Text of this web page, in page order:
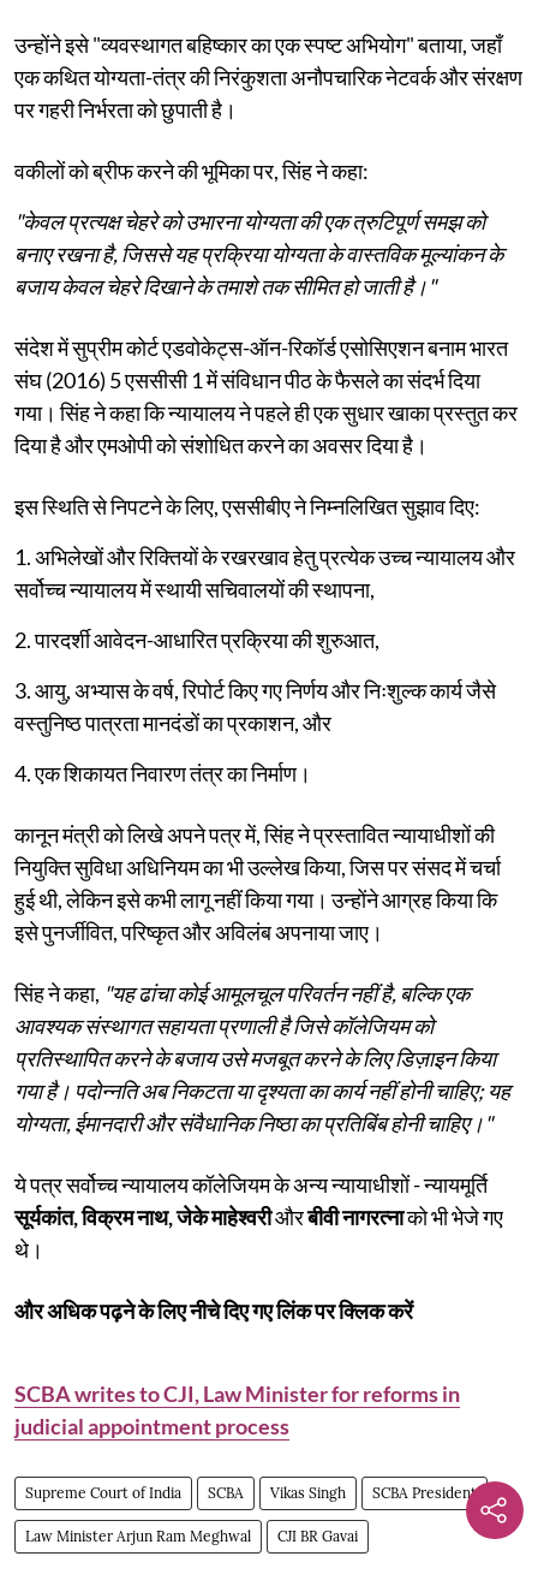
उन्होंने इसे "व्यवस्थागत बहिष्कार का एक स्पष्ट अभियोग" बताया, जहाँ
एक कथित योग्यता-तंत्र की निरंकुशता अनौपचारिक नेटवर्क और संरक्षण
पर गहरी निर्भरता को छुपाती है।
वकीलों को ब्रीफ करने की भूमिका पर, सिंह ने कहा:
"केवल प्रत्यक्ष चेहरे को उभारना योग्यता की एक त्रुटिपूर्ण समझ को
बनाए रखना है, जिससे यह प्रक्रिया योग्यता के वास्तविक मूल्यांकन के
बजाय केवल चेहरे दिखाने के तमाशे तक सीमित हो जाती है।"
संदेश में सुप्रीम कोर्ट एडवोकेट्स-ऑन-रिकॉर्ड एसोसिएशन बनाम भारत
संघ (2016) 5 एससीसी 1 में संविधान पीठ के फैसले का संदर्भ दिया
गया। सिंह ने कहा कि न्यायालय ने पहले ही एक सुधार खाका प्रस्तुत कर
दिया है और एमओपी को संशोधित करने का अवसर दिया है।
इस स्थिति से निपटने के लिए, एससीबीए ने निम्नलिखित सुझाव दिए:
1. अभिलेखों और रिक्तियों के रखरखाव हेतु प्रत्येक उच्च न्यायालय और
सर्वोच्च न्यायालय में स्थायी सचिवालयों की स्थापना,
2. पारदर्शी आवेदन-आधारित प्रक्रिया की शुरुआत,
3. आयु, अभ्यास के वर्ष, रिपोर्ट किए गए निर्णय और निःशुल्क कार्य जैसे
वस्तुनिष्ठ पात्रता मानदंडों का प्रकाशन, और
4. एक शिकायत निवारण तंत्र का निर्माण।
कानून मंत्री को लिखे अपने पत्र में, सिंह ने प्रस्तावित न्यायाधीशों की
नियुक्ति सुविधा अधिनियम का भी उल्लेख किया, जिस पर संसद में चर्चा
हुई थी, लेकिन इसे कभी लागू नहीं किया गया। उन्होंने आग्रह किया कि
इसे पुनर्जीवित, परिष्कृत और अविलंब अपनाया जाए।
सिंह ने कहा, "यह ढांचा कोई आमूलचूल परिवर्तन नहीं है, बल्कि एक
आवश्यक संस्थागत सहायता प्रणाली है जिसे कॉलेजियम को
प्रतिस्थापित करने के बजाय उसे मजबूत करने के लिए डिज़ाइन किया
गया है। पदोन्नति अब निकटता या दृश्यता का कार्य नहीं होनी चाहिए; यह
योग्यता, ईमानदारी और संवैधानिक निष्ठा का प्रतिबिंब होनी चाहिए।"
ये पत्र सर्वोच्च न्यायालय कॉलेजियम के अन्य न्यायाधीशों - न्यायमूर्ति
सूर्यकांत, विक्रम नाथ, जेके माहेश्वरीऔरबीवी नागरत्नाको भी भेजे गए
थे।
और अधिक पढ़ने के लिए नीचे दिए गए लिंक पर क्लिक करें
SCBA writes to CJI, Law Minister for reforms in
judicial appointment process
Supreme Court of India SCBA Vikas Singh SCBA President
Law Minister Arjun Ram Meghwal CJI BR Gavai